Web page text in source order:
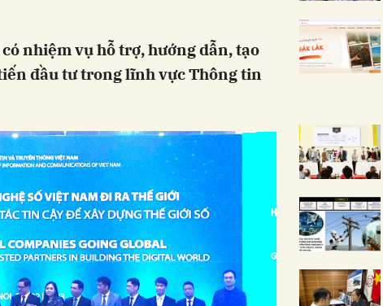
nhiệm vụ hỗ trợ, hướng dẫn, tạo
đầu tư trong lĩnh vực Thông tin